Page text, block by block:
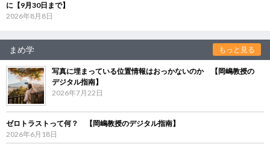
に【9月30日まで】
2026年8月8日
まめ学 もっと見る
写真に埋まっている位置情報はおっかないのか 【岡嶋教授の
デジタル指南】
2026年7月22日
ゼロトラストって何？ 【岡嶋教授のデジタル指南】
2026年6月18日